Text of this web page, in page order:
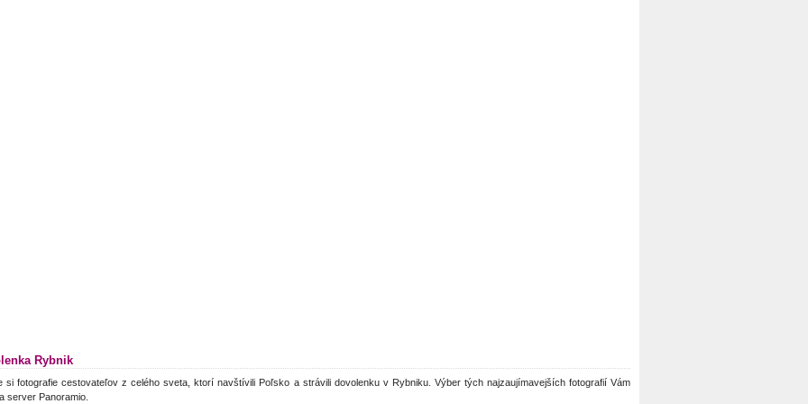
Rybnik
si fotografie cestovateľov z celého sveta, ktorí navštívili Poľsko a strávili dovolenku v Rybniku. Výber tých najzaujímavejších fotografií Vám
server Panoramio.